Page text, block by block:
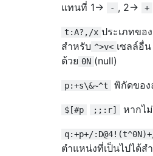
แทนที่ 1->
- , 2-> +
t:A?,/x ประเภทขอ
สำหรับ ^>v< เซลล์อื่
ด้วย 0N (null)
p:+s\&~^t พิกัดของ
$[#p ;;:r] หากไ
q:+p+/
ตำแหน่งที่เป็นไปได้